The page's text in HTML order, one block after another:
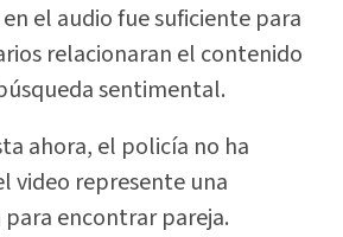
el audio fue suficiente para
relacionaran el contenido
sentimental.
ahora, el policía no ha
video represente una
encontrar pareja.